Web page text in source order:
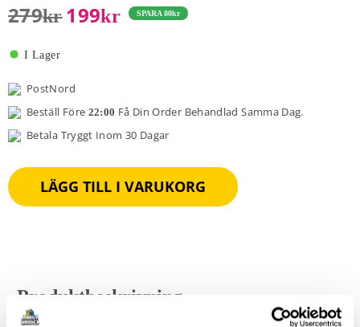
279Kr199Kr SPARA80kr
I Lager
PostNord
Beställ Före 22:00 Få Din Order Behandlad Samma Dag.
Betala Tryggt Inom 30 Dagar
LÄGG TILL I VARUKORG
Produktbeskrivning